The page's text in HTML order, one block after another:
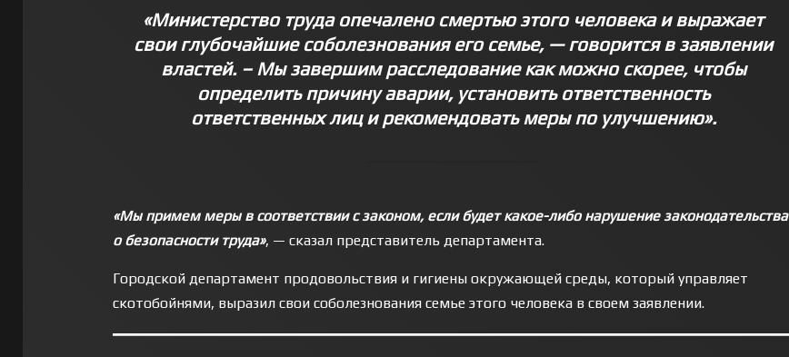
«Министерство труда опечалено смертью этого человека и выражает
свои глубочайшие соболезнования его семье, — говорится в заявлении
властей. – Мы завершим расследование как можно скорее, чтобы
определить причину аварии, установить ответственность
ответственных лиц и рекомендовать меры по улучшению».
«Мы примем меры в соответствии с законом, если будет какое-либо нарушение законодательства
о безопасности труда», — сказал представитель департамента.
Городской департамент продовольствия и гигиены окружающей среды, который управляет
скотобойнями, выразил свои соболезнования семье этого человека в своем заявлении.